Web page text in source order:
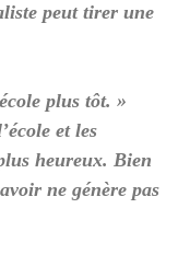
peut tirer une
plus tôt. »
et les
heureux. Bien
ne génère pas